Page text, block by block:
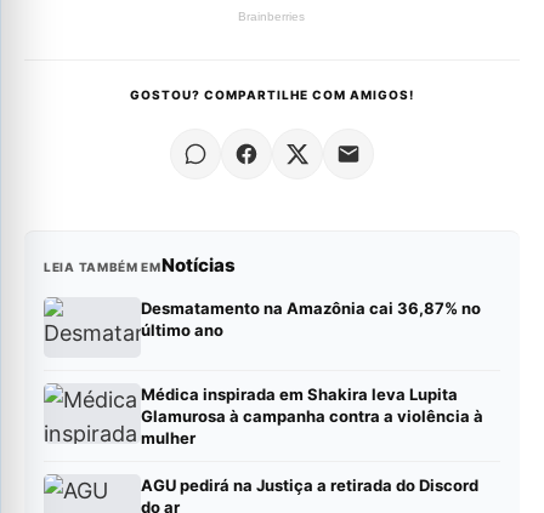
GOSTOU? COMPARTILHE COM AMIGOS!
LEIA TAMBÉM EMNotícias
Desmatamento na Amazônia cai 36,87% no
último ano
Médica inspirada em Shakira leva Lupita
Glamurosa à campanha contra a violência à
mulher
AGU pedirá na Justiça a retirada do Discord
do ar